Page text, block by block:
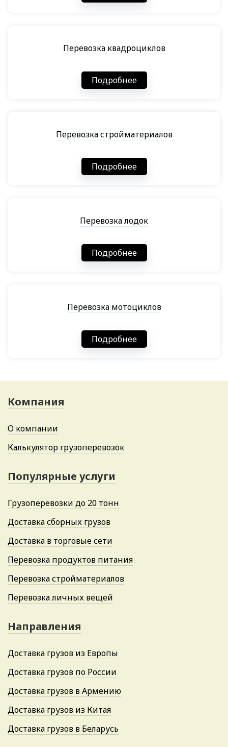
Перевозка квадроциклов
Подробнее
Перевозка стройматериалов
Подробнее
Перевозка лодок
Подробнее
Перевозка мотоциклов
Подробнее
Компания
О компании
Калькулятор грузоперевозок
Популярные услуги
Грузоперевозки до 20 тонн
Доставка сборных грузов
Доставка в торговые сети
Перевозка продуктов питания
Перевозка стройматериалов
Перевозка личных вещей
Направления
Доставка грузов из Европы
Доставка грузов по России
Доставка грузов в Армению
Доставка грузов из Китая
Доставка грузов в Беларусь